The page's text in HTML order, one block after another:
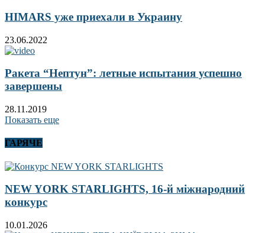
HIMARS уже приехали в Украину
23.06.2022
Ракета “Нептун”: летные испытания успешно
завершены
28.11.2019
Показать еще
ГАРЯЧЕ
NEW YORK STARLIGHTS, 16-й міжнародний
конкурс
10.01.2026